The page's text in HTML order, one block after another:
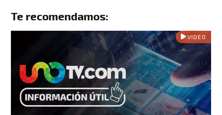
Te recomendamos:
VIDEO